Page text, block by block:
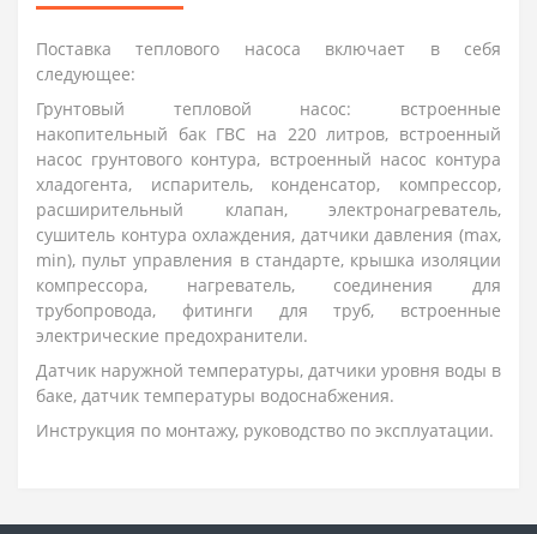
Поставка теплового насоса включает в себя
следующее:
Грунтовый тепловой насос: встроенные
накопительный бак ГВС на 220 литров, встроенный
насос грунтового контура, встроенный насос контура
хладогента, испаритель, конденсатор, компрессор,
расширительный клапан, электронагреватель,
сушитель контура охлаждения, датчики давления (max,
min), пульт управления в стандарте, крышка изоляции
компрессора, нагреватель, соединения для
трубопровода, фитинги для труб, встроенные
электрические предохранители.
Датчик наружной температуры, датчики уровня воды в
баке, датчик температуры водоснабжения.
Инструкция по монтажу, руководство по эксплуатации.